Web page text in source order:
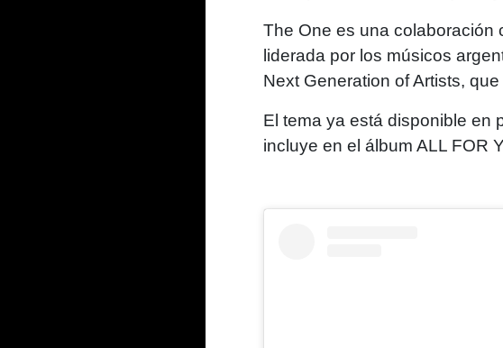
The One es una colaboración
liderada por los músicos
Next Generation of Artists,
El tema ya está disponible en
incluye en el álbum ALL FOR